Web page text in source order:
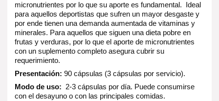
micronutrientes por lo que su aporte es fundamental. Ideal
para aquellos deportistas que sufren un mayor desgaste y
por ende tienen una demanda aumentada de vitaminas y
minerales. Para aquellos que siguen una dieta pobre en
frutas y verduras, por lo que el aporte de micronutrientes
con un suplemento completo asegura cubrir su
requerimiento.
Presentación: 90 cápsulas (3 cápsulas por servicio).
Modo de uso: 2-3 cápsulas por día. Puede consumirse
con el desayuno o con las principales comidas.